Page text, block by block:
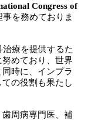
Congress of
を務めておりま
療を提供するた
めており、世界
時に、インプラ
の役割も果たし
周病専門医、補